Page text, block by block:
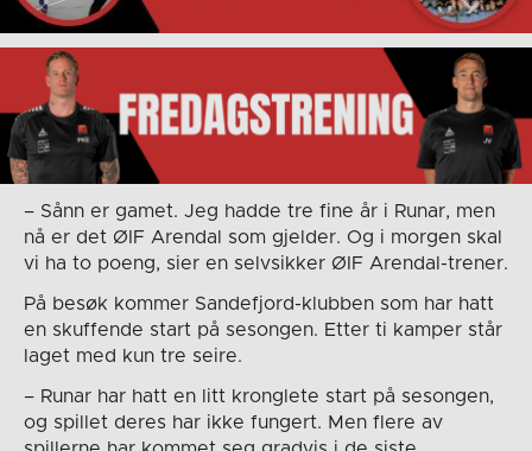
– Sånn er gamet. Jeg hadde tre fine år i Runar, men
nå er det ØIF Arendal som gjelder. Og i morgen skal
vi ha to poeng, sier en selvsikker ØIF Arendal-trener.
På besøk kommer Sandefjord-klubben som har hatt
en skuffende start på sesongen. Etter ti kamper står
laget med kun tre seire.
– Runar har hatt en litt kronglete start på sesongen,
og spillet deres har ikke fungert. Men flere av